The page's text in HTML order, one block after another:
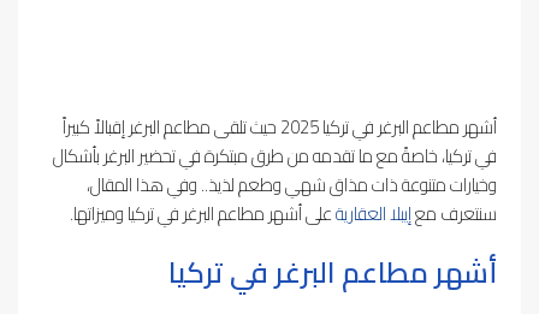
أشهر مطاعم البرغر في تركيا 2025 حيث تلقى مطاعم البرغر إقبالاً كبيراً
في تركيا، خاصةً مع ما تقدمه من طرق مبتكرة في تحضير البرغر بأشكال
وخيارات متنوعة ذات مذاق شهي وطعم لذيذ.. وفي هذا المقال،
سنتعرف معإيبلا العقاريةعلى أشهر مطاعم البرغر في تركيا وميزاتها.
أشهر مطاعم البرغر في تركيا